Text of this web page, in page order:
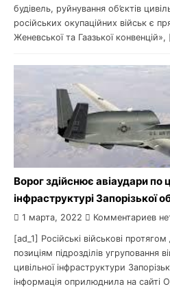
будівель, руйнування об’єктів
російських окупаційних військ є
Женевської та Гаазької
Ворог здійснює авіаудари по
інфраструктурі Запорізької
1 марта, 2022 Комментариев
[ad_1] Російські військові
позиціям підрозділів угруповання
цивільної інфраструктури
інформація оприлюднила на сайті